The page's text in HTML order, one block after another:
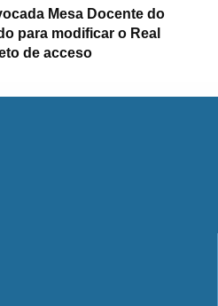
Mesa Docente do
para modificar o Real
de acceso